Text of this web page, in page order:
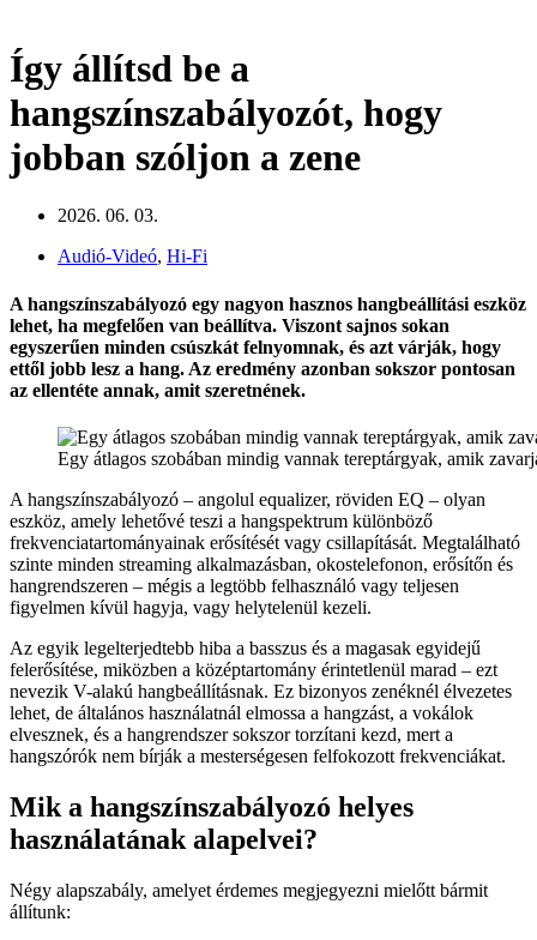
Így állítsd be a
hangszínszabályozót, hogy
jobban szóljon a zene
2026. 06. 03.
Audió-Videó, Hi-Fi
A hangszínszabályozó egy nagyon hasznos hangbeállítási eszköz
lehet, ha megfelően van beállítva. Viszont sajnos sokan
egyszerűen minden csúszkát felnyomnak, és azt várják, hogy
ettől jobb lesz a hang. Az eredmény azonban sokszor pontosan
az ellentéte annak, amit szeretnének.
Egy átlagos szobában mindig vannak tereptárgyak, amik
A hangszínszabályozó – angolul equalizer, röviden EQ – olyan
eszköz, amely lehetővé teszi a hangspektrum különböző
frekvenciatartományainak erősítését vagy csillapítását. Megtalálható
szinte minden streaming alkalmazásban, okostelefonon, erősítőn és
hangrendszeren – mégis a legtöbb felhasználó vagy teljesen
figyelmen kívül hagyja, vagy helytelenül kezeli.
Az egyik legelterjedtebb hiba a basszus és a magasak egyidejű
felerősítése, miközben a középtartomány érintetlenül marad – ezt
nevezik V-alakú hangbeállításnak. Ez bizonyos zenéknél élvezetes
lehet, de általános használatnál elmossa a hangzást, a vokálok
elvesznek, és a hangrendszer sokszor torzítani kezd, mert a
hangszórók nem bírják a mesterségesen felfokozott frekvenciákat.
Mik a hangszínszabályozó helyes
használatának alapelvei?
Négy alapszabály, amelyet érdemes megjegyezni mielőtt bármit
állítunk: